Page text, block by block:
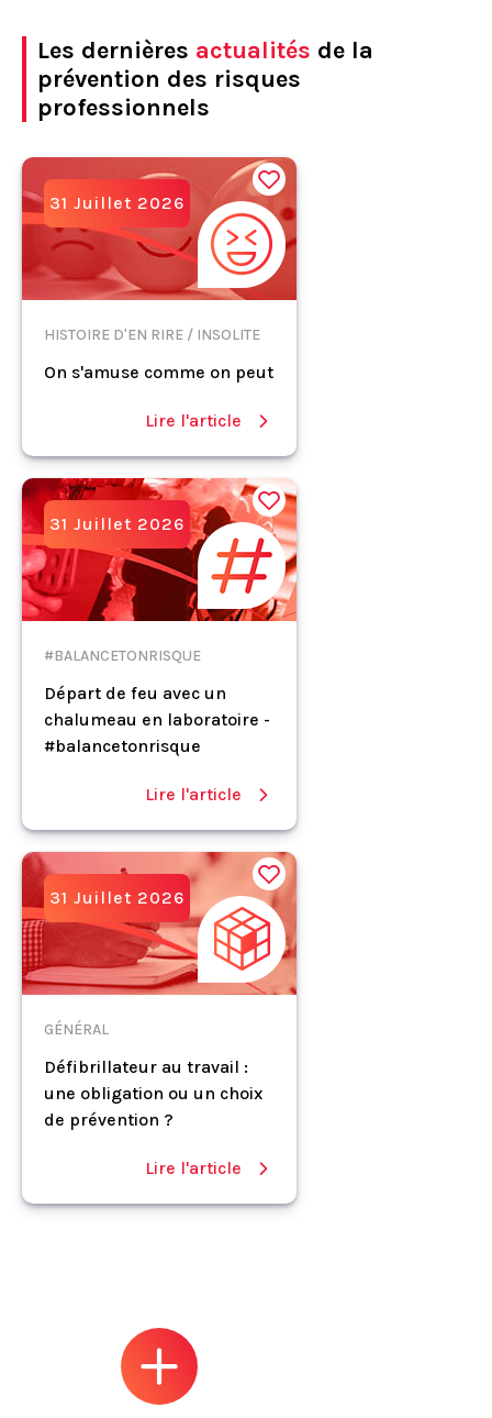
Les dernières actualités de la
prévention des risques
professionnels
31 Juillet 2026
HISTOIRE D'EN RIRE / INSOLITE
On s'amuse comme on peut
Lire l'article
31 Juillet 2026
#BALANCETONRISQUE
Départ de feu avec un
chalumeau en laboratoire -
#balancetonrisque
Lire l'article
31 Juillet 2026
GÉNÉRAL
Défibrillateur au travail :
une obligation ou un choix
de prévention ?
Lire l'article